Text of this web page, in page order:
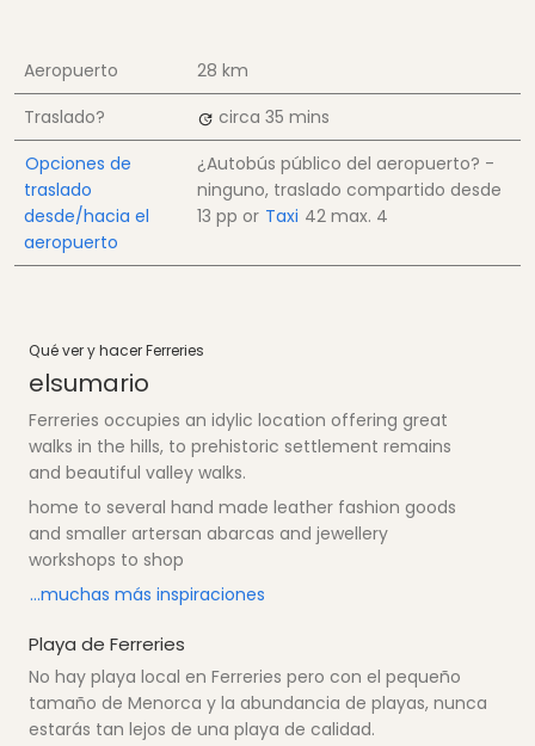
Aeropuerto
28 km
Traslado?
circa 35 mins
Opciones de
traslado
desde/hacia el
aeropuerto
¿Autobús público del aeropuerto? -
ninguno, traslado compartido desde
13 pp or Taxi 42 max. 4
Qué ver y hacer Ferreries
e​lsumario
Ferreries occupies an idylic location offering great
walks in the hills, to prehistoric settlement remains
and beautiful valley walks.
home to several hand made leather fashion goods
and smaller artersan abarcas and jewellery
workshops to shop
...muchas más inspiraciones
Playa de Ferreries
No hay playa local en Ferreries pero con el pequeño
tamaño de Menorca y la abundancia de playas, nunca
estarás tan lejos de una playa de calidad.